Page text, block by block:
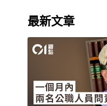
最新文章